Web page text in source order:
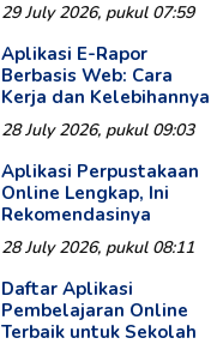
29 July 2026, pukul 07:59
Aplikasi E-Rapor
Berbasis Web: Cara
Kerja dan Kelebihannya
28 July 2026, pukul 09:03
Aplikasi Perpustakaan
Online Lengkap, Ini
Rekomendasinya
28 July 2026, pukul 08:11
Daftar Aplikasi
Pembelajaran Online
Terbaik untuk Sekolah